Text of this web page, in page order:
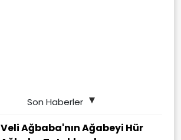
Son Haberler
Veli Ağbaba'nın Ağabeyi Hür